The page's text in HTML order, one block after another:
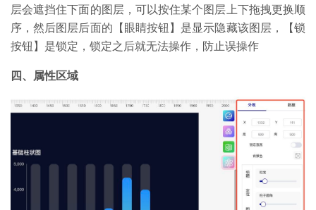
层会遮挡住下面的图层，可以按住某个图层上下拖拽更换顺
序，然后图层后面的【眼睛按钮】是显示隐藏该图层，【锁
按钮】是锁定，锁定之后就无法操作，防止误操作
四、属性区域